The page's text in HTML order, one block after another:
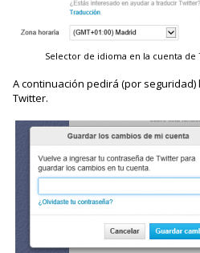
Selector de idioma en la cuenta de
A continuación pedirá (por seguridad)
Twitter.